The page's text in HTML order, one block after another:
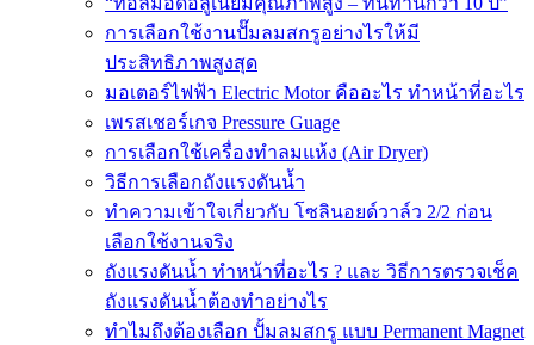
การเลือกใช้งานปั๊มลมสกรูอย่างไรให้มี
ประสิทธิภาพสูงสุด
มอเตอร์ไฟฟ้า Electric Motor คืออะไร ทำหน้าที่อะไร
เพรสเชอร์เกจ Pressure Guage
การเลือกใช้เครื่องทำลมแห้ง (Air Dryer)
วิธีการเลือกถังแรงดันน้ำ
ทำความเข้าใจเกี่ยวกับ โซลินอยด์วาล์ว 2/2 ก่อน
เลือกใช้งานจริง
ถังแรงดันน้ำ ทำหน้าที่อะไร ? และ วิธีการตรวจเช็ค
ถังแรงดันน้ำต้องทำอย่างไร
ทำไมถึงต้องเลือก ปั้มลมสกรู แบบ Permanent Magnet